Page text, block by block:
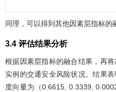
同理，可以得到其他因素层指标的
3.4 评估结果分析
根据因素层指标的融合结果，再
实例的交通安全风险状况。结果
度向量为（0.6615, 0.3339,